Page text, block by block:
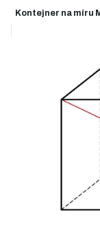
Kontejner na míru